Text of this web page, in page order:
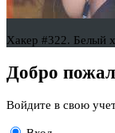
Хакер #322. Белый
Добро
Войдите в свою